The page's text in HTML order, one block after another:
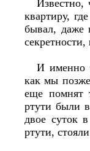
Известно,
квартиру,
бывал, даже
И именно
как мы
еще помнят
ртути были
двое суток
ртути,